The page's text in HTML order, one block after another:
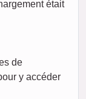
était
de
y accéder